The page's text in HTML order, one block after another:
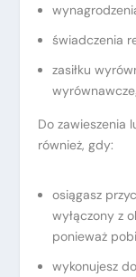
świadczenia
zasiłku
Do zawieszenia
również, gdy:
osiągasz
wyłączony z
ponieważ
wykonujesz